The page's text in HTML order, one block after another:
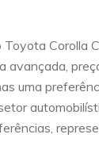
Corolla
avançada,
uma